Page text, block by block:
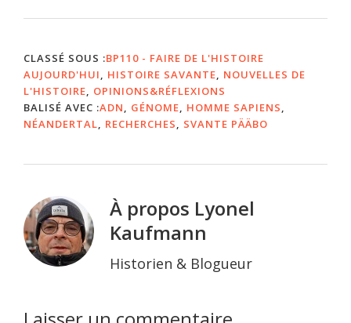
CLASSÉ SOUS :BP110 - FAIRE DE L'HISTOIRE
AUJOURD'HUI, HISTOIRE SAVANTE, NOUVELLES DE
L'HISTOIRE, OPINIONS&RÉFLEXIONS
BALISÉ AVEC :ADN, GÉNOME, HOMME SAPIENS,
NÉANDERTAL, RECHERCHES, SVANTE PÄÄBO
À propos Lyonel
Kaufmann
Historien & Blogueur